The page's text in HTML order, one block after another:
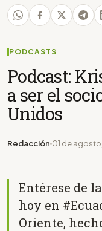
PODCASTS
Podcast:
a ser el
Unidos
Redacción 01 de
Entérese de
hoy en
Oriente,